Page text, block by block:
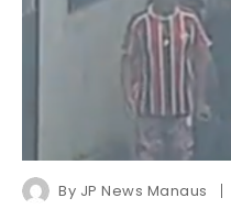
By JP News Manaus